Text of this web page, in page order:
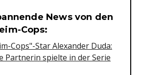
&
News von den
Cops:
Cops"-Star Alexander Duda:
Partnerin spielte in der Serie